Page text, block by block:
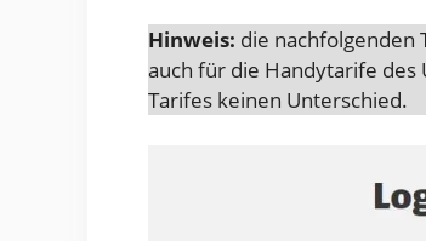
Hinweis: die nachfolgenden
auch für die Handytarife
Tarifes keinen Unterschied.